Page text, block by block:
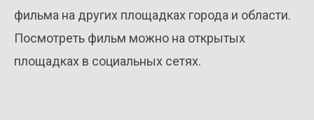
фильма на других площадках города и области.
Посмотреть фильм можно на открытых
площадках в социальных сетях.